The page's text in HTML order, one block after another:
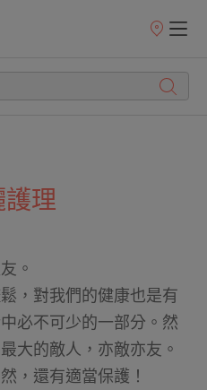
銷
護理
。
，對我們的健康也是有
必不可少的一部分。然
大的敵人，亦敵亦友。
，還有適當保護！